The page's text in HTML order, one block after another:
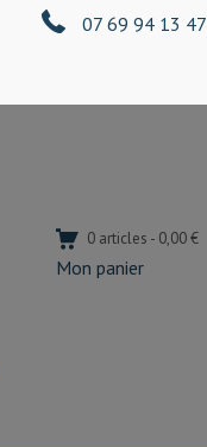
07 69 94 13 47
0 articles - 0,00 €
Mon panier